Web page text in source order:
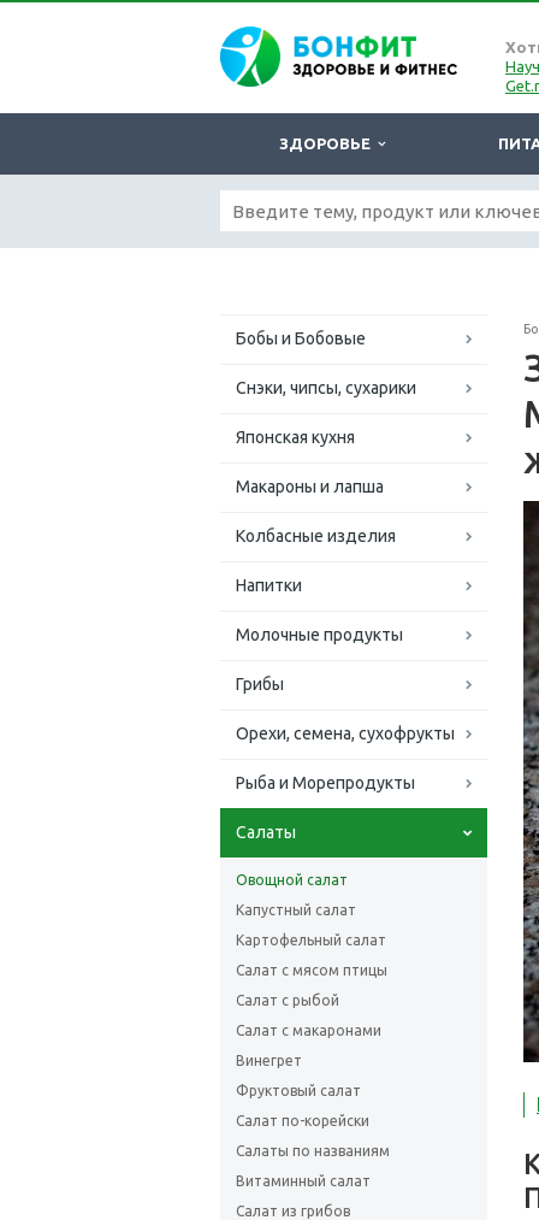
ЗДОРОВЬЕ
Бобы и Бобовые
Снэки, чипсы, сухарики
Японская кухня
Макароны и лапша
Колбасные изделия
Напитки
Молочные продукты
Грибы
Орехи, семена, сухофрукты
Рыба и Морепродукты
Салаты
Овощной салат
Капустный салат
Картофельный салат
Салат с мясом птицы
Салат с рыбой
Салат с макаронами
Винегрет
Фруктовый салат
Салат по-корейски
Салаты по названиям
Витаминный салат
Салат из грибов